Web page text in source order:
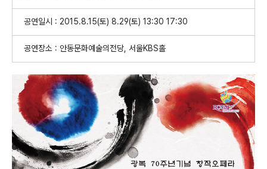
공연일시 : 2015.8.15(토) 8.29(토) 13:30 17:30
공연장소 : 안동문화예술의전당, 서울KBS홀